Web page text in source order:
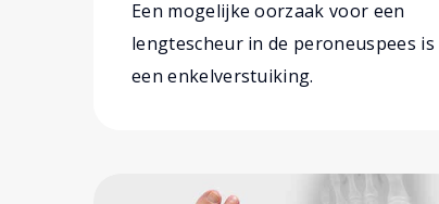
Een mogelijke oorzaak voor een
lengtescheur in de peroneuspees is
een enkelverstuiking.